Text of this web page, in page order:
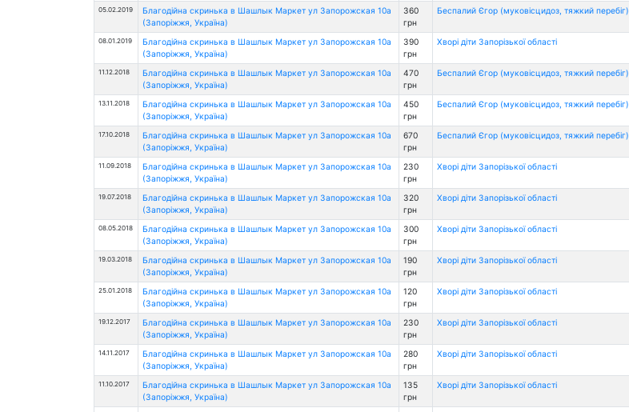
05.02.2019
Благодійна скринька в Шашлык Маркет ул Запорожская 10а
(Запоріжжя, Україна)
360
грн
Беспалий Єгор (муковісцидоз, тяжкий перебіг)
08.01.2019
Благодійна скринька в Шашлык Маркет ул Запорожская 10а
(Запоріжжя, Україна)
390
грн
Хворі діти Запорізької області
11.12.2018
Благодійна скринька в Шашлык Маркет ул Запорожская 10а
(Запоріжжя, Україна)
470
грн
Беспалий Єгор (муковісцидоз, тяжкий перебіг)
13.11.2018
Благодійна скринька в Шашлык Маркет ул Запорожская 10а
(Запоріжжя, Україна)
450
грн
Беспалий Єгор (муковісцидоз, тяжкий перебіг)
17.10.2018
Благодійна скринька в Шашлык Маркет ул Запорожская 10а
(Запоріжжя, Україна)
670
грн
Беспалий Єгор (муковісцидоз, тяжкий перебіг)
11.09.2018
Благодійна скринька в Шашлык Маркет ул Запорожская 10а
(Запоріжжя, Україна)
230
грн
Хворі діти Запорізької області
19.07.2018
Благодійна скринька в Шашлык Маркет ул Запорожская 10а
(Запоріжжя, Україна)
320
грн
Хворі діти Запорізької області
08.05.2018
Благодійна скринька в Шашлык Маркет ул Запорожская 10а
(Запоріжжя, Україна)
300
грн
Хворі діти Запорізької області
19.03.2018
Благодійна скринька в Шашлык Маркет ул Запорожская 10а
(Запоріжжя, Україна)
190
грн
Хворі діти Запорізької області
25.01.2018
Благодійна скринька в Шашлык Маркет ул Запорожская 10а
(Запоріжжя, Україна)
120
грн
Хворі діти Запорізької області
19.12.2017
Благодійна скринька в Шашлык Маркет ул Запорожская 10а
(Запоріжжя, Україна)
230
грн
Хворі діти Запорізької області
14.11.2017
Благодійна скринька в Шашлык Маркет ул Запорожская 10а
(Запоріжжя, Україна)
280
грн
Хворі діти Запорізької області
11.10.2017
Благодійна скринька в Шашлык Маркет ул Запорожская 10а
(Запоріжжя, Україна)
135
грн
Хворі діти Запорізької області